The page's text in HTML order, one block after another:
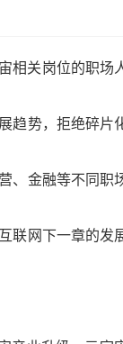
相关岗位的职
趋势，拒绝碎
、金融等不同
联网下一章的